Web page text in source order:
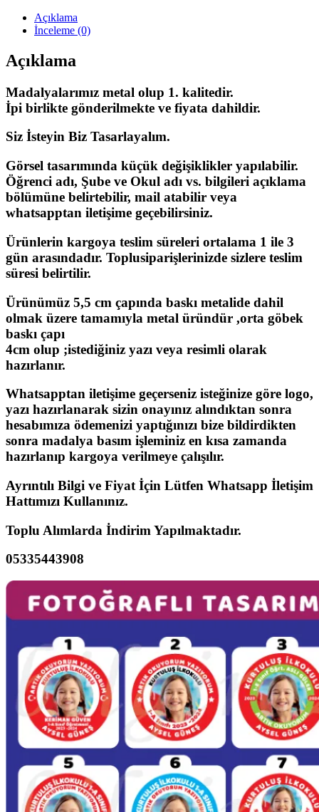
Açıklama
İnceleme (0)
Açıklama
Madalyalarımız metal olup 1. kalitedir.
İpi birlikte gönderilmekte ve fiyata dahildir.
Siz İsteyin Biz Tasarlayalım.
Görsel tasarımında küçük değişiklikler yapılabilir.
Öğrenci adı, Şube ve Okul adı vs. bilgileri açıklama
bölümüne belirtebilir, mail atabilir veya
whatsapptan iletişime geçebilirsiniz.
Ürünlerin kargoya teslim süreleri ortalama 1 ile 3
gün arasındadır. Toplusiparişlerinizde sizlere teslim
süresi belirtilir.
Ürünümüz 5,5 cm çapında baskı metalide dahil
olmak üzere tamamıyla metal üründür ,orta göbek
baskı çapı
4cm olup ;istediğiniz yazı veya resimli olarak
hazırlanır.
Whatsapptan iletişime geçerseniz isteğinize göre logo,
yazı hazırlanarak sizin onayınız alındıktan sonra
hesabımıza ödemenizi yaptığınızı bize bildirdikten
sonra madalya basım işleminiz en kısa zamanda
hazırlanıp kargoya verilmeye çalışılır.
Ayrıntılı Bilgi ve Fiyat İçin Lütfen Whatsapp İletişim
Hattımızı Kullanınız.
Toplu Alımlarda İndirim Yapılmaktadır.
05335443908